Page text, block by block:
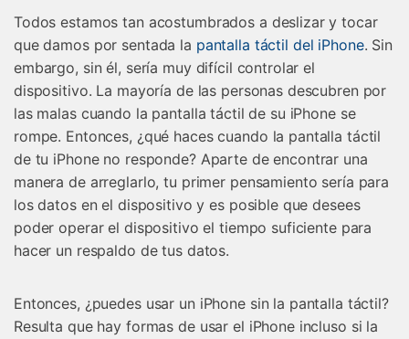
Reparación de Móviles
Protección del Móvil
Encuentra Más Soluciones
Iniciar sesión
Todos estamos tan acostumbrados a deslizar y tocar
que damos por sentada la pantalla táctil del iPhone. Sin
embargo, sin él, sería muy difícil controlar el
dispositivo. La mayoría de las personas descubren por
las malas cuando la pantalla táctil de su iPhone se
rompe. Entonces, ¿qué haces cuando la pantalla táctil
de tu iPhone no responde? Aparte de encontrar una
manera de arreglarlo, tu primer pensamiento sería para
los datos en el dispositivo y es posible que desees
poder operar el dispositivo el tiempo suficiente para
hacer un respaldo de tus datos.
Entonces, ¿puedes usar un iPhone sin la pantalla táctil?
Resulta que hay formas de usar el iPhone incluso si la